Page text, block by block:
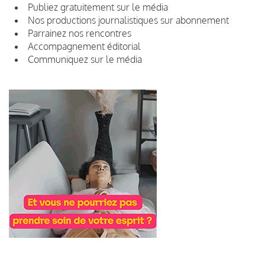
Publiez gratuitement sur le média
Nos productions journalistiques sur abonnement
Parrainez nos rencontres
Accompagnement éditorial
Communiquez sur le média